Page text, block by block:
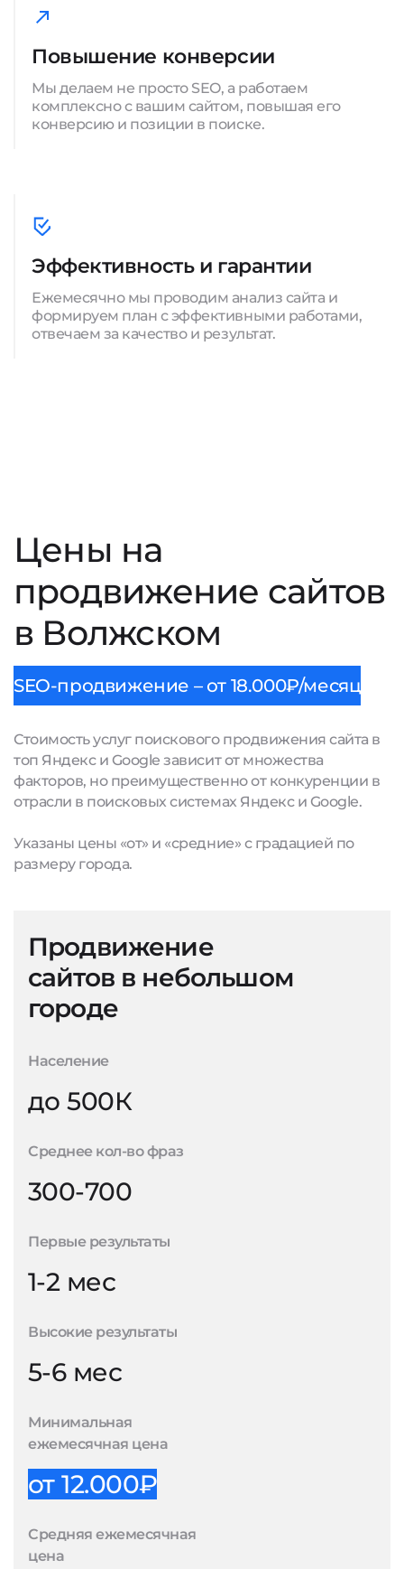
Повышение конверсии
Мы делаем не просто SEO, а работаем
комплексно с вашим сайтом, повышая его
конверсию и позиции в поиске.
Эффективность и гарантии
Ежемесячно мы проводим анализ сайта и
формируем план с эффективными работами,
отвечаем за качество и результат.
Цены на
продвижение сайтов
в Волжском
SEO-продвижение – от 18.000₽/месяц
Стоимость услуг поискового продвижения сайта в
топ Яндекс и Google зависит от множества
факторов, но преимущественно от конкуренции в
отрасли в поисковых системах Яндекс и Google.
Указаны цены «от» и «средние» с градацией по
размеру города.
Продвижение
сайтов в небольшом
городе
Население
до 500К
Среднее кол-во фраз
300-700
Первые результаты
1-2 мес
Высокие результаты
5-6 мес
Минимальная
ежемесячная цена
от 12.000₽
Средняя ежемесячная
цена